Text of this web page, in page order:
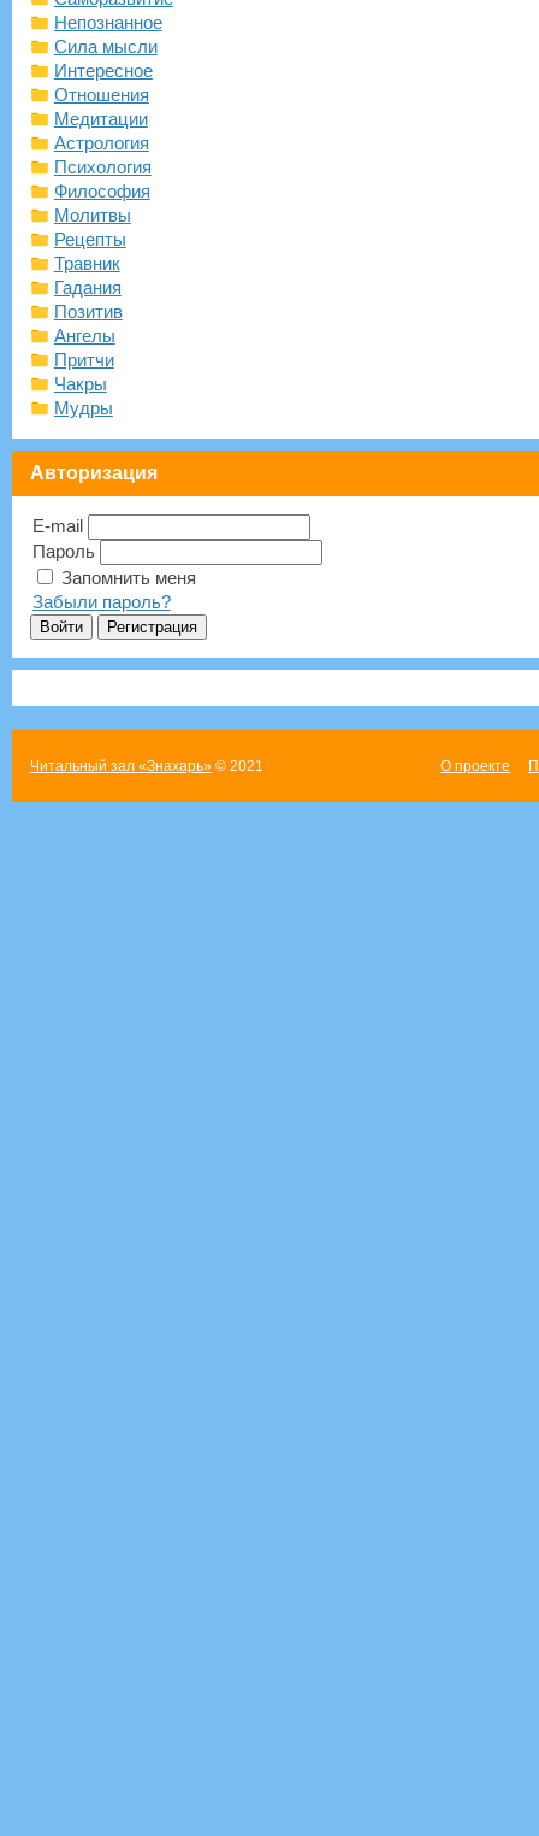
Непознанное
Сила мысли
Интересное
Отношения
Медитации
Астрология
Психология
Философия
Молитвы
Рецепты
Травник
Гадания
Позитив
Ангелы
Притчи
Чакры
Мудры
Авторизация
E-mail
Пароль
Запомнить меня
Забыли пароль?
Читальный зал «Знахарь»© 2021 О проекте